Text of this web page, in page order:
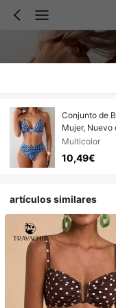
Conjunto de
Mujer, Nuevo
Espalda,
Playa, con
Multicolor
10,49€
artículos similares